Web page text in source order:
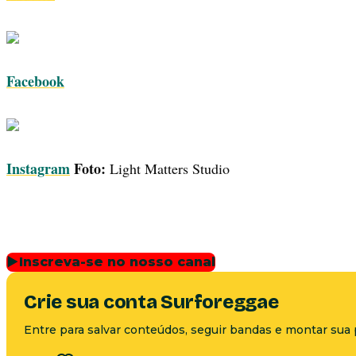
Facebook
InstagramFoto: Light Matters Studio
▶Inscreva-se no nosso canal
Crie sua conta Surforeggae
Entre para salvar conteúdos, seguir bandas e montar sua